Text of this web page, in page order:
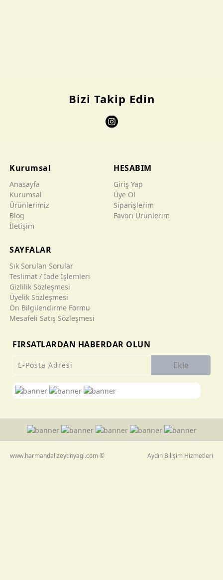
Bizi Takip Edin
Kurumsal
Anasayfa
Kurumsal
Ürünlerimiz
Blog
İletişim
HESABIM
Giriş Yap
Üye Ol
Siparişlerim
Favori Ürünlerim
SAYFALAR
Sık Sorulan Sorular
Teslimat / İade İşlemleri
Gizlilik Sözleşmesi
Üyelik Sözleşmesi
Ön Bilgilendirme Formu
Mesafeli Satış Sözleşmesi
FIRSATLARDAN HABERDAR OLUN
Ekle
www.harmandalizeytinyagi.com © Aydın Bilişim Hizmetleri